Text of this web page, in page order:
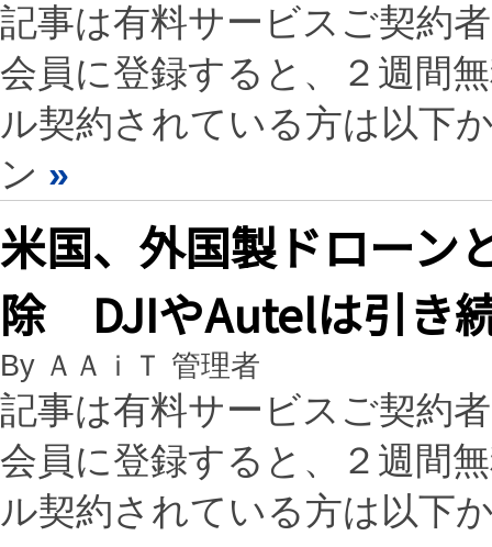
記事は有料サービスご契約
会員に登録すると、２週間
ル契約されている方は以下
ン »
米国、外国製ドローン
除 DJIやAutelは引き
By ＡＡｉＴ 管理者
記事は有料サービスご契約
会員に登録すると、２週間
ル契約されている方は以下